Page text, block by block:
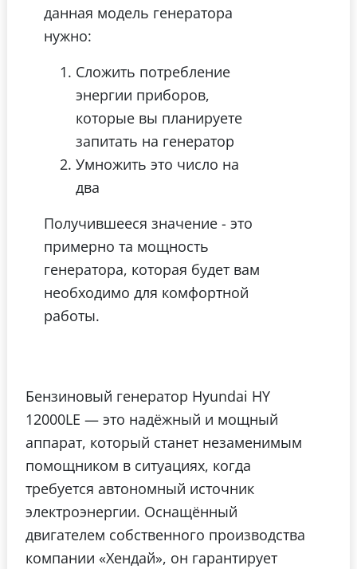
данная модель генератора
нужно:
Сложить потребление
энергии приборов,
которые вы планируете
запитать на генератор
Умножить это число на
два
Получившееся значение - это
примерно та мощность
генератора, которая будет вам
необходимо для комфортной
работы.
Бензиновый генератор Hyundai HY
12000LE — это надёжный и мощный
аппарат, который станет незаменимым
помощником в ситуациях, когда
требуется автономный источник
электроэнергии. Оснащённый
двигателем собственного производства
компании «Хендай», он гарантирует